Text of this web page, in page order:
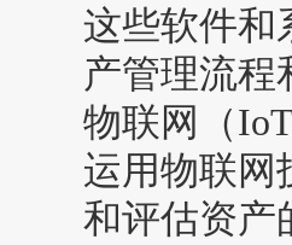
这些软件和
产管理流程
物联网（
运用物联网
和评估资产